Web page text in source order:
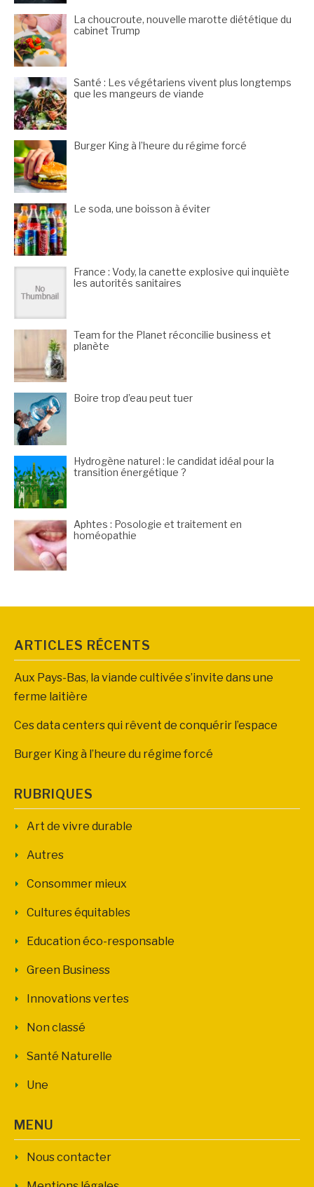
La choucroute, nouvelle marotte diététique du
cabinet Trump
Santé : Les végétariens vivent plus longtemps
que les mangeurs de viande
Burger King à l’heure du régime forcé
Le soda, une boisson à éviter
France : Vody, la canette explosive qui inquiète
les autorités sanitaires
Team for the Planet réconcilie business et
planète
Boire trop d’eau peut tuer
Hydrogène naturel : le candidat idéal pour la
transition énergétique ?
Aphtes : Posologie et traitement en
homéopathie
ARTICLES RÉCENTS
Aux Pays-Bas, la viande cultivée s’invite dans une
ferme laitière
Ces data centers qui rêvent de conquérir l’espace
Burger King à l’heure du régime forcé
RUBRIQUES
Art de vivre durable
Autres
Consommer mieux
Cultures équitables
Education éco-responsable
Green Business
Innovations vertes
Non classé
Santé Naturelle
Une
MENU
Nous contacter